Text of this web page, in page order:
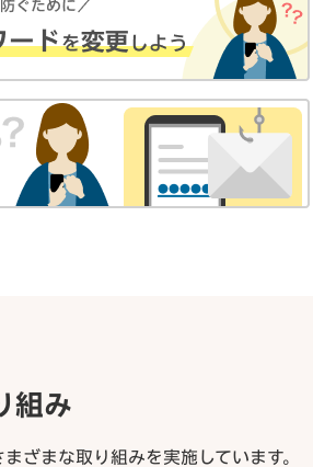
組み
ざまな取り組みを実施しています。